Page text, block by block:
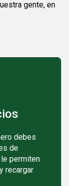
gente, en
debes
de
permiten
recargar